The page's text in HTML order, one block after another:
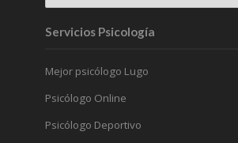
Servicios Psicología
Mejor psicólogo Lugo
Psicólogo Online
Psicólogo Deportivo